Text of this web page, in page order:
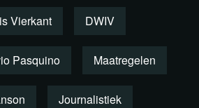
Vierkant DWIV
Pasquino Maatregelen
Journalistiek